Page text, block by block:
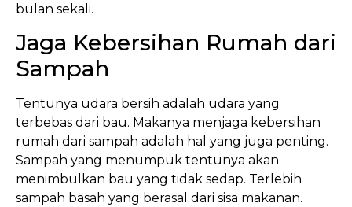
bulan sekali.
Jaga Kebersihan Rumah dari
Sampah
Tentunya udara bersih adalah udara yang
terbebas dari bau. Makanya menjaga kebersihan
rumah dari sampah adalah hal yang juga penting.
Sampah yang menumpuk tentunya akan
menimbulkan bau yang tidak sedap. Terlebih
sampah basah yang berasal dari sisa makanan.